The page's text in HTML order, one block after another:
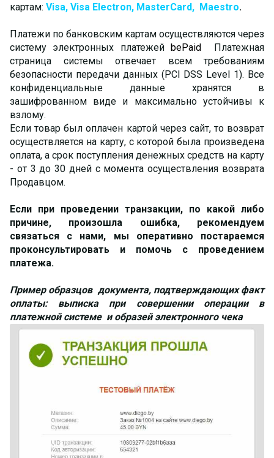
картам: Visa, Visa Electron, MasterCard, Maestro.
Платежи по банковским картам осуществляются через
систему электронных платежейbePaid Платежная
страница системы отвечает всем требованиям
безопасности передачи данных (PCI DSS Level 1). Все
конфиденциальные данные хранятся в
зашифрованном виде и максимально устойчивы к
взлому.
Если товар был оплачен картой через сайт, то возврат
осуществляется на карту, с которой была произведена
оплата, а срок поступления денежных средств на карту
- от 3 до 30 дней с момента осуществления возврата
Продавцом.
Если при проведении транзакции, по какой либо
причине, произошла ошибка, рекомендуем
связаться с нами, мы оперативно постараемся
проконсультировать и помочь с проведением
платежа.
Пример образцов документа, подтверждающих факт
оплаты: выписка при совершении операции в
платежной системе и образей электронного чека